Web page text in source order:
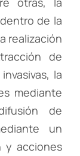
de la
realización
de
la
mediante
de
un
y acciones